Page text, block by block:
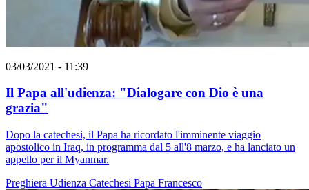
03/03/2021 - 11:39
Il Papa all'udienza: "Dialogare con Dio è una
grazia"
Dopo la catechesi, il Papa ha ricordato l'imminente viaggio
apostolico in Iraq, in programma dal 5 all'8 marzo, e ha lanciato un
appello per il Myanmar.
Preghiera Udienza Catechesi Papa Francesco